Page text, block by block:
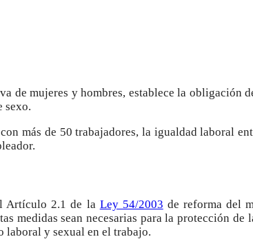
de mujeres y hombres, establece la obligación
sexo.
más de 50 trabajadores, la igualdad laboral
Artículo 2.1 de la Ley 54/2003 de reforma del
medidas sean necesarias para la protección de
laboral y sexual en el trabajo.